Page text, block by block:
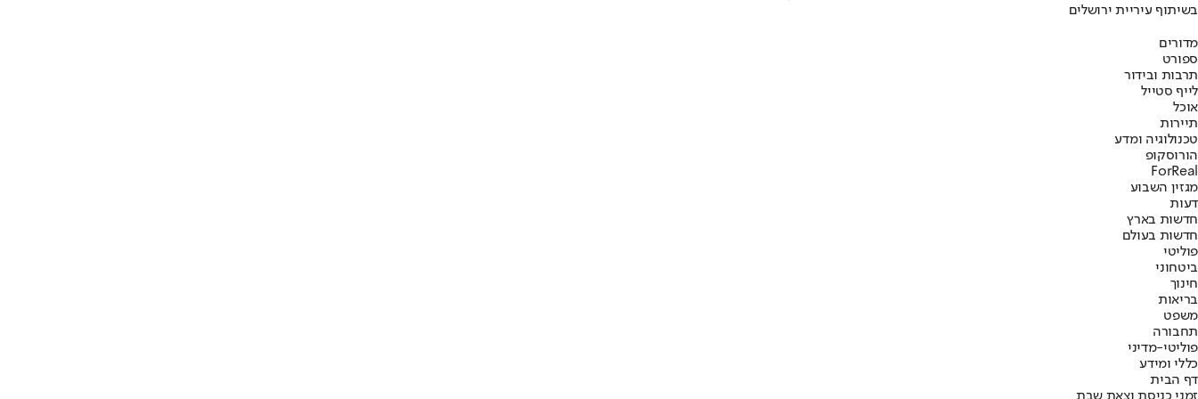
בשיתוף עיריית ירושלים
מדורים
ספורט
תרבות ובידור
לייף סטייל
אוכל
תיירות
טכנולוגיה ומדע
הורוסקופ
ForReal
מגזין השבוע
דעות
חדשות בארץ
חדשות בעולם
פוליטי
ביטחוני
חינוך
בריאות
משפט
תחבורה
פוליטי-מדיני
כללי ומידע
דף הבית